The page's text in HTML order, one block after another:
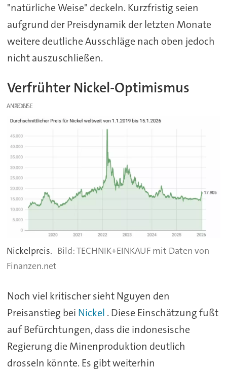
"natürliche Weise" deckeln. Kurzfristig seien
aufgrund der Preisdynamik der letzten Monate
weitere deutliche Ausschläge nach oben jedoch
nicht auszuschließen.
Verfrühter Nickel-Optimismus
ANZEIGE
Nickelpreis.
TECHNIK+EINKAUF mit Daten von
Finanzen.net
Noch viel kritischer sieht Nguyen den
Preisanstieg bei Nickel . Diese Einschätzung fußt
auf Befürchtungen, dass die indonesische
Regierung die Minenproduktion deutlich
drosseln könnte. Es gibt weiterhin